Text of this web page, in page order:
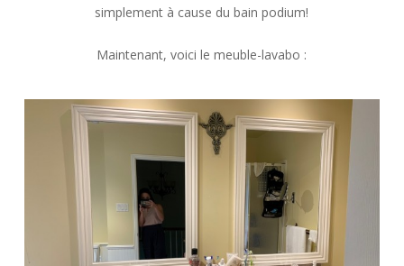
simplement à cause du bain podium!
Maintenant, voici le meuble-lavabo :